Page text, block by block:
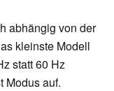
abhängig von der
kleinste Modell
statt 60 Hz
Modus auf.